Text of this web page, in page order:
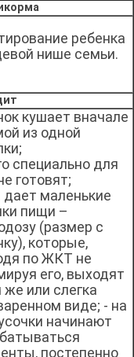
ребенка
нише семьи.
кушает вначале
из одной
специально для
готовят;
маленькие
пищи –
(размер с
которые,
по ЖКТ не
его, выходят
же или слегка
виде; - на
начинают
постепенно